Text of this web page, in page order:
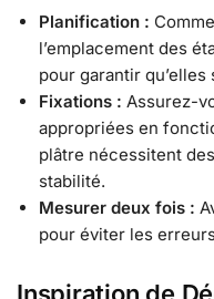
Planification :
l’emplacement des
pour garantir
Fixations : Assurez-
appropriées en
plâtre nécessitent
stabilité.
Mesurer deux fois :
pour éviter les